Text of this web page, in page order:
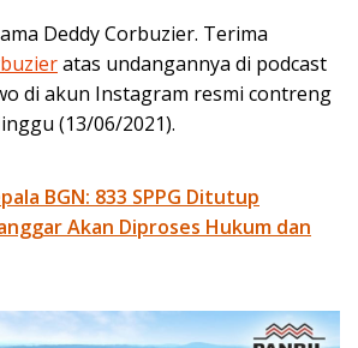
Deddy Corbuzier. Terima
atas undangannya di podcast
di akun Instagram resmi contreng
(13/06/2021).
BGN: 833 SPPG Ditutup
Akan Diproses Hukum dan